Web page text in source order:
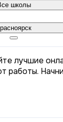
школы
лучшие
работы.